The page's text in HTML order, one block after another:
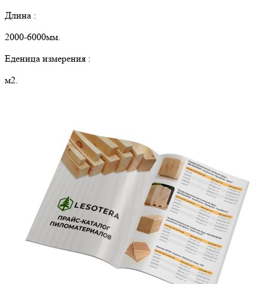
Длина :
2000-6000мм.
Еденица измерения :
м2.